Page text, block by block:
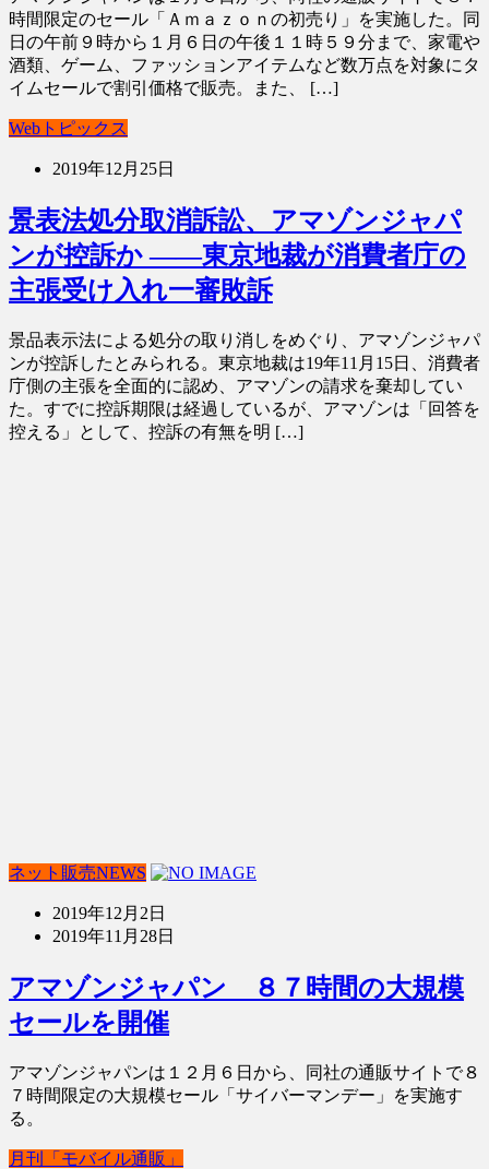
時間限定のセール「Ａｍａｚｏｎの初売り」を実施した。同
日の午前９時から１月６日の午後１１時５９分まで、家電や
酒類、ゲーム、ファッションアイテムなど数万点を対象にタ
イムセールで割引価格で販売。また、 […]
Webトピックス
2019年12月25日
景表法処分取消訴訟、アマゾンジャパ
ンが控訴か ――東京地裁が消費者庁の
主張受け入れ一審敗訴
景品表示法による処分の取り消しをめぐり、アマゾンジャパ
ンが控訴したとみられる。東京地裁は19年11月15日、消費者
庁側の主張を全面的に認め、アマゾンの請求を棄却してい
た。すでに控訴期限は経過しているが、アマゾンは「回答を
控える」として、控訴の有無を明 […]
ネット販売NEWS
2019年12月2日
2019年11月28日
アマゾンジャパン ８７時間の大規模
セールを開催
アマゾンジャパンは１２月６日から、同社の通販サイトで８
７時間限定の大規模セール「サイバーマンデー」を実施す
る。
月刊「モバイル通販」